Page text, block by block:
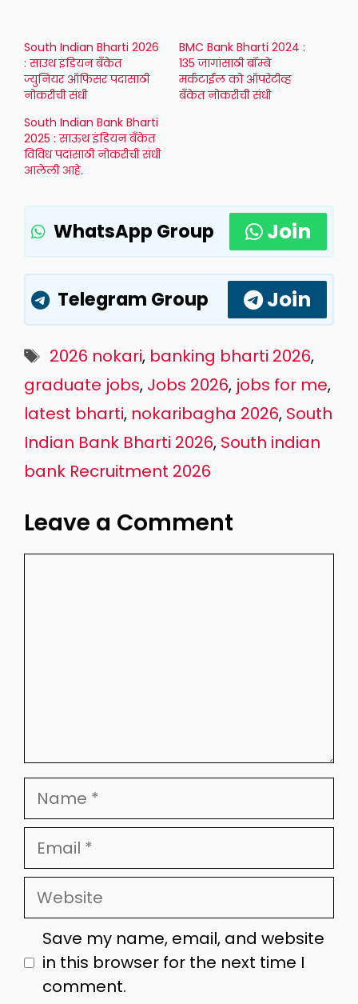
South Indian Bharti 2026
: साउथ इंडियन बँकेत
ज्युनियर ऑफिसर पदासाठी
नोकरीची संधी
BMC Bank Bharti 2024 :
135 जागांसाठी बॉम्बे
मर्कटाईल को ऑपरेटीव्ह
बँकेत नोकरीची संधी
South Indian Bank Bharti
2025 : साऊथ इंडियन बँकेत
विविध पदांसाठी नोकरीची संधी
आलेली आहे.
WhatsApp Group Join
Telegram Group Join
Tags
2026 nokari, banking bharti 2026,
graduate jobs, Jobs 2026, jobs for me,
latest bharti, nokaribagha 2026, South
Indian Bank Bharti 2026, South indian
bank Recruitment 2026
Leave a Comment
Name
Email
Website
Save my name, email, and website
in this browser for the next time I
comment.